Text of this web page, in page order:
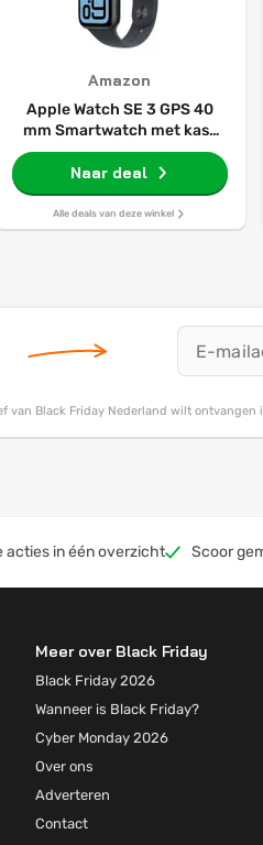
Amazon
Apple Watch SE 3 GPS 40
mm Smartwatch met kast
van middernacht
aluminium, middernacht
sportbandje (S/M). Conditie
en slaap bijhouden,
hartslagmonitor, Always‑On
Naar deal
Alle deals van deze winkel
Black Friday Nederland wilt ontvangen
acties in één overzicht Scoor
Meer over Black Friday
Black Friday 2026
Wanneer is Black Friday?
Cyber Monday 2026
Over ons
Adverteren
Contact